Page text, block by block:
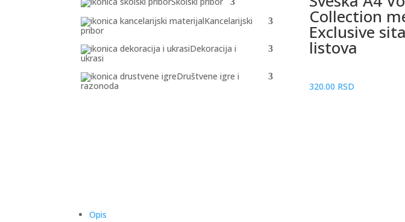
Kancelarijski
pribor
Dekoracija i
ukrasi
Društvene igre i
razonoda
Collection
Exclusive
listova
320.00 RSD
Opis